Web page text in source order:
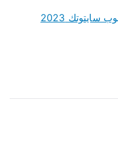
2023